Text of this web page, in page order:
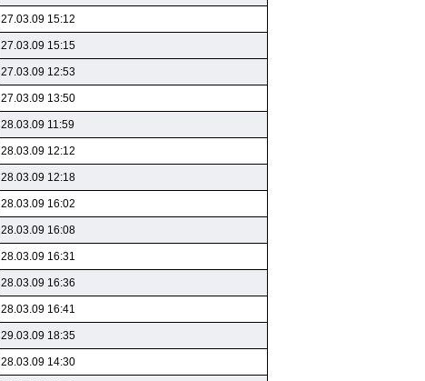
27.03.09 15:12
27.03.09 15:15
27.03.09 12:53
27.03.09 13:50
28.03.09 11:59
28.03.09 12:12
28.03.09 12:18
28.03.09 16:02
28.03.09 16:08
28.03.09 16:31
28.03.09 16:36
28.03.09 16:41
29.03.09 18:35
28.03.09 14:30